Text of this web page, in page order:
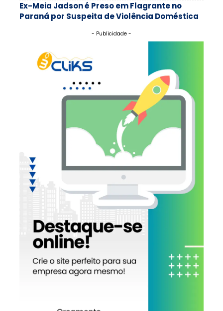
Ex-Meia Jadson é Preso em Flagrante no
Paraná por Suspeita de Violência Doméstica
- Publicidade -